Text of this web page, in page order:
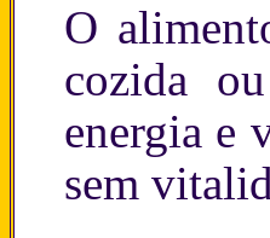
O
cozida
energia e
sem